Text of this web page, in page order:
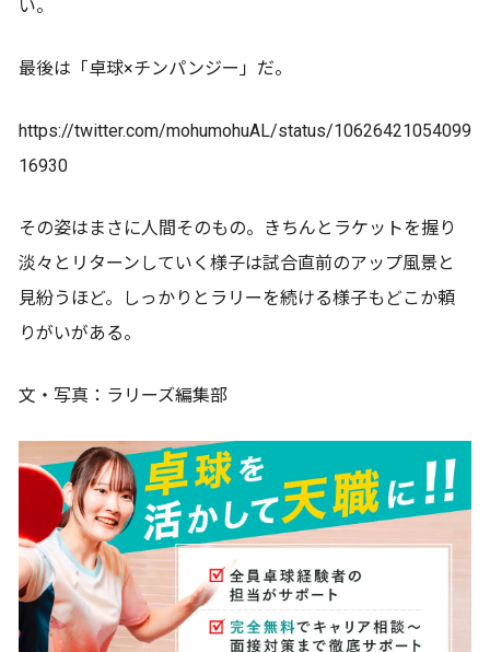
い。
最後は「卓球×チンパンジー」だ。
https://twitter.com/mohumohuAL/status/10626421054099
16930
その姿はまさに人間そのもの。きちんとラケットを握り
淡々とリターンしていく様子は試合直前のアップ風景と
見紛うほど。しっかりとラリーを続ける様子もどこか頼
りがいがある。
文・写真：ラリーズ編集部